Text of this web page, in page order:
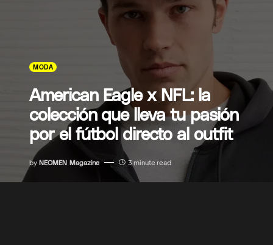
MODA
American Eagle x NFL: la
colección que lleva tu pasión
por el fútbol directo al outfit
by NEOMEN Magazine 3 minute read